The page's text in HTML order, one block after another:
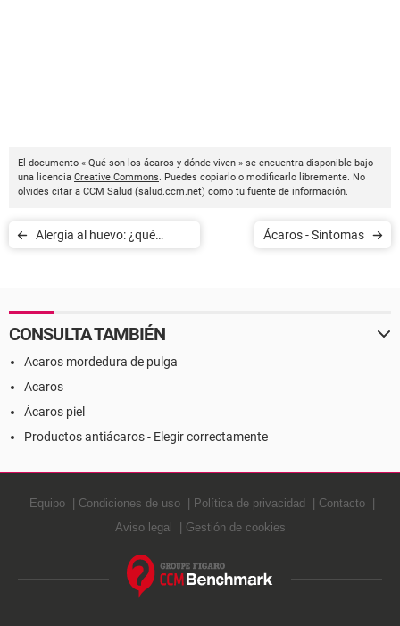
El documento « Qué son los ácaros y dónde viven » se encuentra disponible bajo
una licencia Creative Commons. Puedes copiarlo o modificarlo libremente. No
olvides citar a CCM Salud (salud.ccm.net) como tu fuente de información.
Alergia al huevo: ¿qué
Ácaros - Síntomas
CONSULTA TAMBIÉN
Acaros mordedura de pulga
Acaros
Ácaros piel
Productos antiácaros - Elegir correctamente
Equipo Condiciones de uso Política de privacidad
Contacto
Aviso legal
Gestión de cookies